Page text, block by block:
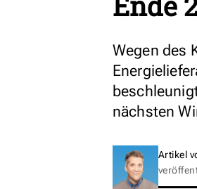
Wegen des
nächsten
Artikel